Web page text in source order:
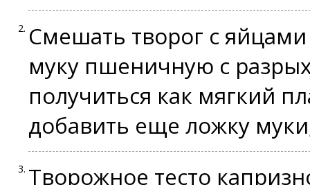
Смешать творог с
муку пшеничную с
получиться как мягкий
добавить еще ложку
Творожное тесто